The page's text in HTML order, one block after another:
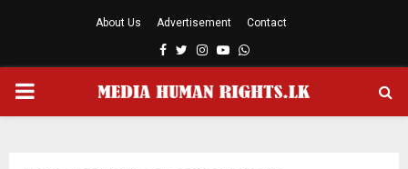
About Us Advertisement Contact
Facebook
TwitterInstagram
YoutubeWhatsapp
PRIMARY